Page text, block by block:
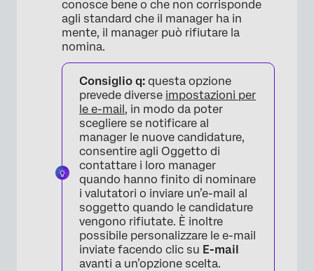
×
conosce bene o che non corrisponde
agli standard che il manager ha in
mente, il manager può rifiutare la
nomina.
Consiglio q: questa opzione
prevede diverse impostazioni per
le e-mail, in modo da poter
scegliere se notificare al
manager le nuove candidature,
consentire agli Oggetto di
contattare i loro manager
quando hanno finito di nominare
i valutatori o inviare un’e-mail al
soggetto quando le candidature
vengono rifiutate. È inoltre
possibile personalizzare le e-mail
inviate facendo clic su E-mail
avanti a un’opzione scelta.